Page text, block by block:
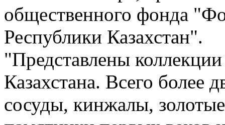
общественного фонда
Республики Казахстан".
"Представлены
Казахстана. Всего более
сосуды, кинжалы,